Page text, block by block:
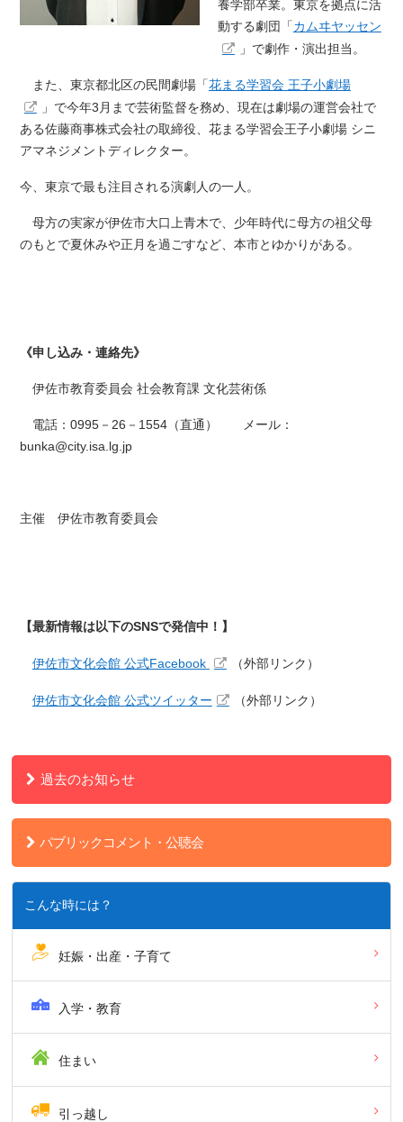
養学部卒業。東京を拠点に活
動する劇団「 カムヰヤッセン
」で劇作・演出担当。
また、東京都北区の民間劇場「 花まる学習会 王子小劇場
」で今年3月まで芸術監督を務め、現在は劇場の運営会社で
ある佐藤商事株式会社の取締役、花まる学習会王子小劇場 シニ
アマネジメントディレクター。
今、東京で最も注目される演劇人の一人。
母方の実家が伊佐市大口上青木で、少年時代に母方の祖父母
のもとで夏休みや正月を過ごすなど、本市とゆかりがある。
《申し込み・連絡先》
伊佐市教育委員会 社会教育課 文化芸術係
電話：0995－26－1554（直通） メール：
bunka@city.isa.lg.jp
主催 伊佐市教育委員会
【最新情報は以下のSNSで発信中！】
伊佐市文化会館 公式Facebook （外部リンク）
伊佐市文化会館 公式ツイッター （外部リンク）
過去のお知らせ
パブリックコメント・公聴会
こんな時には？
妊娠・出産・子育て
入学・教育
住まい
引っ越し